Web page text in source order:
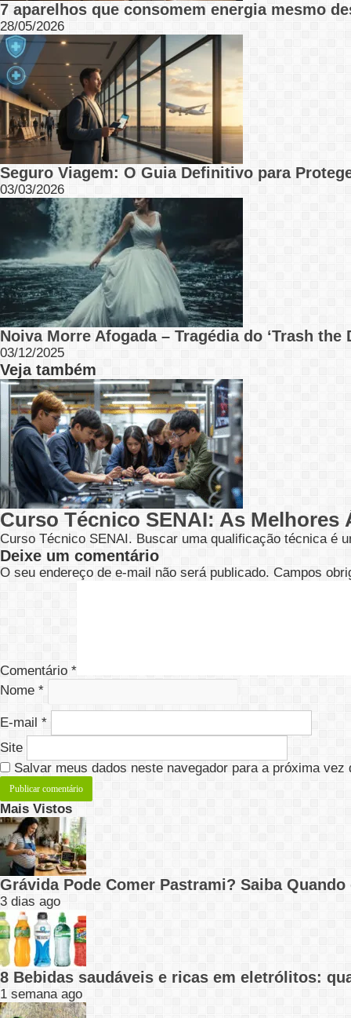
7 aparelhos que consomem energia mesmo
28/05/2026
Seguro Viagem: O Guia Definitivo para
03/03/2026
Noiva Morre Afogada – Tragédia do ‘Trash
03/12/2025
Veja também
Curso Técnico SENAI: As Melhores
Curso Técnico SENAI. Buscar uma qualificação técnica é
Deixe um comentário
O seu endereço de e-mail não será publicado. Campos
Comentário *
Nome *
E-mail *
Site
Salvar meus dados neste navegador para a próxima vez
Mais Vistos
Grávida Pode Comer Pastrami? Saiba
3 dias ago
8 Bebidas saudáveis e ricas em eletrólitos:
1 semana ago